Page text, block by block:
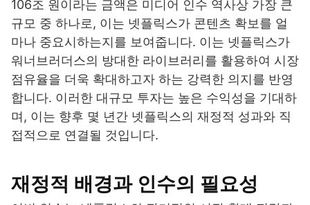
106조 원이라는 금액은 미디어 인수 역사상 가장 큰
규모 중 하나로, 이는 넷플릭스가 콘텐츠 확보를 얼
마나 중요시하는지를 보여줍니다. 이는 넷플릭스가
워너브러더스의 방대한 라이브러리를 활용하여 시장
점유율을 더욱 확대하고자 하는 강력한 의지를 반영
합니다. 이러한 대규모 투자는 높은 수익성을 기대하
며, 이는 향후 몇 년간 넷플릭스의 재정적 성과와 직
접적으로 연결될 것입니다.
재정적 배경과 인수의 필요성